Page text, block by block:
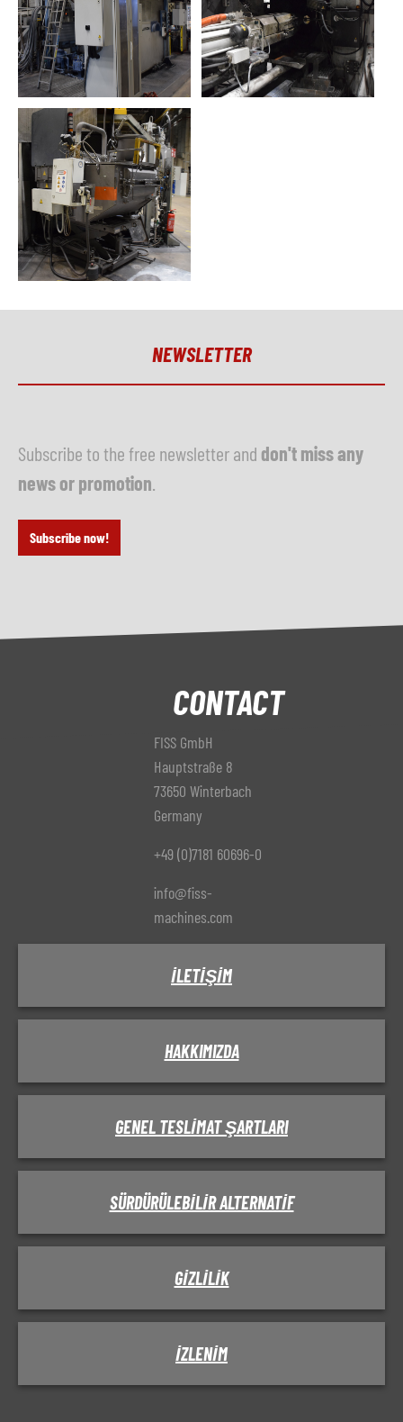
NEWSLETTER
Subscribe to the free newsletter and don't miss any
news or promotion
Subscribe now!
CONTACT
FISS GmbH
Hauptstraße 8
73650 Winterbach
Germany
+49 (0)7181 60696-0
info@fiss-
machines.com
İLETIŞIM
HAKKIMIZDA
GENEL TESLIMAT ŞARTLARI
SÜRDÜRÜLEBILIR ALTERNATIF
GIZLILIK
IZLENIM